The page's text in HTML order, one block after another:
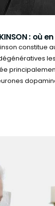
: où
constitue